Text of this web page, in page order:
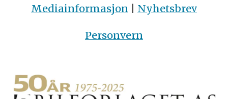
Mediainformasjon | Nyhetsbrev
Personvern